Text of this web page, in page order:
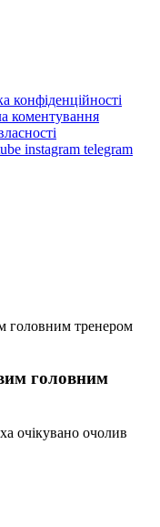
конфіденційності
коментування
instagram telegram
головним тренером
головним
очікувано очолив